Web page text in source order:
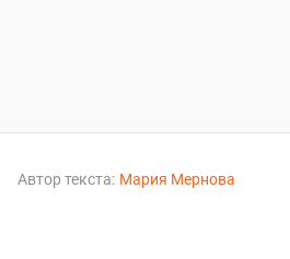
Автор текста: Мария Мернова